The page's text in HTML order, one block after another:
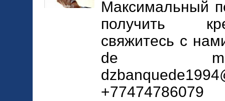
Максимальный
получить
свяжитесь с
de
+77474786079